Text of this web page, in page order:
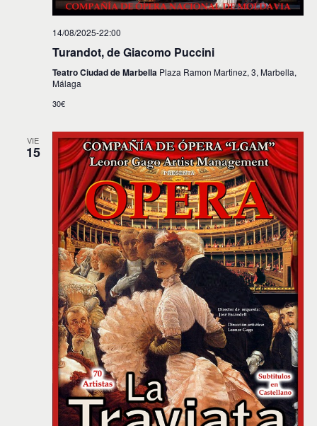
e
y
i
s
t
a
s
d
e
E
v
n
t
o
e
o
14/08/2025-22:00
Turandot, de Giacomo Puccini
Teatro Ciudad de Marbella Plaza Ramon Martinez, 3, Marbella,
Málaga
30€
VIE
15